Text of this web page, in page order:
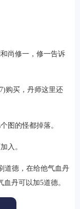
尚修一，修一告诉
购买，丹师这里还
图的怪都掉落。
入。
道德，在给他气血丹
丹可以加5道德。